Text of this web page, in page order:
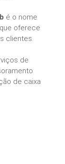
é o nome
que oferece
clientes.
de
de caixa